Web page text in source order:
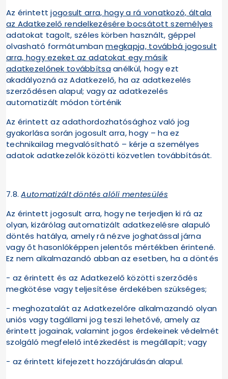
Az érintettjogosult arra, hogy a rá vonatkozó, általa
az Adatkezelő rendelkezésére bocsátott személyes
adatokat tagolt, széles körben használt, géppel
olvasható formátumbanmegkapja, továbbá jogosult
arra, hogy ezeket az adatokat egy másik
adatkezelőnek továbbítsaanélkül, hogy ezt
akadályozná az Adatkezelő, ha az adatkezelés
szerződésen alapul; vagy az adatkezelés
automatizált módon történik
Az érintett az adathordozhatósághoz való jog
gyakorlása során jogosult arra, hogy – ha ez
technikailag megvalósítható – kérje a személyes
adatok adatkezelők közötti közvetlen továbbítását.
7.8.Automatizált döntés alóli mentesülés
Az érintett jogosult arra, hogy ne terjedjen ki rá az
olyan, kizárólag automatizált adatkezelésre alapuló
döntés hatálya, amely rá nézve joghatással járna
vagy őt hasonlóképpen jelentős mértékben érintené.
Ez nem alkalmazandó abban az esetben, ha a döntés
- az érintett és az Adatkezelő közötti szerződés
megkötése vagy teljesítése érdekében szükséges;
- meghozatalát az Adatkezelőre alkalmazandó olyan
uniós vagy tagállami jog teszi lehetővé, amely az
érintett jogainak, valamint jogos érdekeinek védelmét
szolgáló megfelelő intézkedést is megállapít; vagy
- az érintett kifejezett hozzájárulásán alapul.